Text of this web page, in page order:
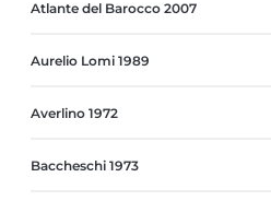
Atlante del Barocco 2007
Aurelio Lomi 1989
Averlino 1972
Baccheschi 1973